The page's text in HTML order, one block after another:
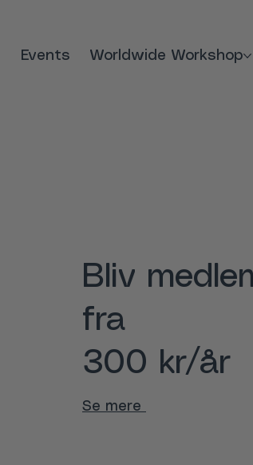
Events Worldwide Workshop
Bliv
fra
300 kr/år
Se mere